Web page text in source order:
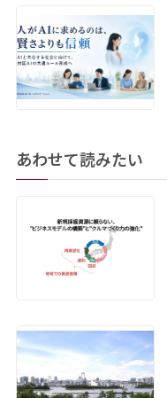
あわせて読みたい